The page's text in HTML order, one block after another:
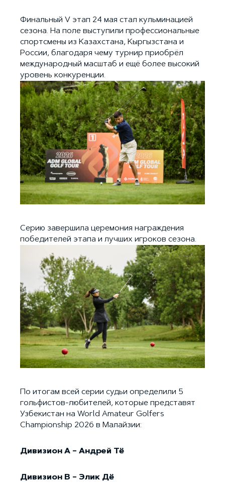
Финальный V этап 24 мая стал кульминацией
сезона. На поле выступили профессиональные
спортсмены из Казахстана, Кыргызстана и
России, благодаря чему турнир приобрёл
международный масштаб и ещё более высокий
уровень конкуренции.
Серию завершила церемония награждения
победителей этапа и лучших игроков сезона.
По итогам всей серии судьи определили 5
гольфистов-любителей, которые представят
Узбекистан на World Amateur Golfers
Championship 2026 в Малайзии:
Дивизион A – Андрей Тё
Дивизион B – Элик Дё